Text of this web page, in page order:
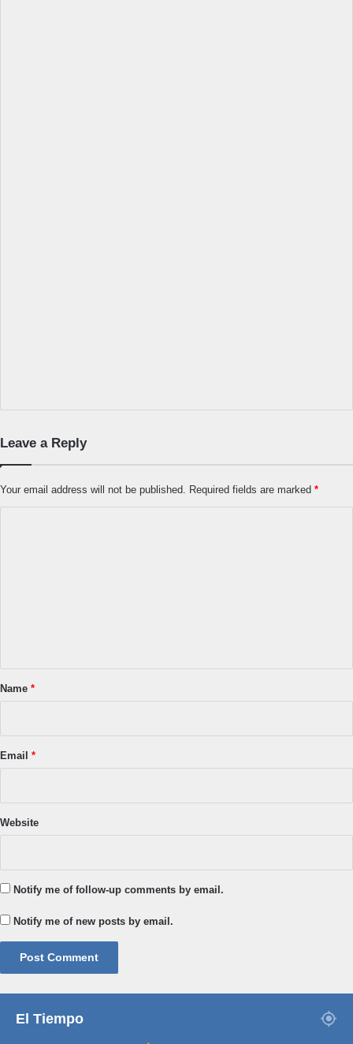
Leave a Reply
Your email address will not be published. Required fields are marked *
*Name *
Email *
Website
Notify me of follow-up comments by email.
Notify me of new posts by email.
El Tiempo